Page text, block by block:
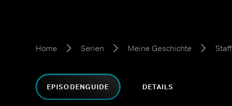
Home Serien Meine Geschichte
EPISODENGUIDE DETAILS